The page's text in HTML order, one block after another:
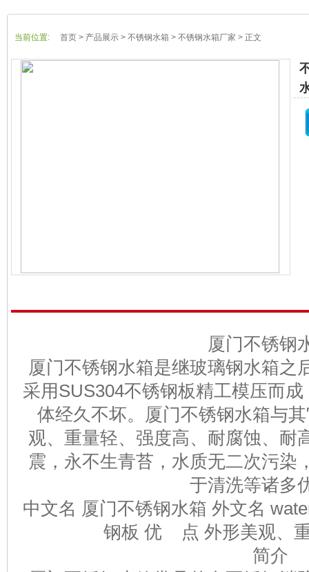
当前位置: 首页 > 产品展示 > 不锈钢水箱 > 不锈钢水箱厂家 > 正文
厦门不锈钢
厦门不锈钢水箱是继玻璃钢水箱之
采用SUS304不锈钢板精工模压而
体经久不坏。厦门不锈钢水箱与
观、重量轻、强度高、耐腐蚀、耐
震，永不生青苔，水质无二次污染
于清洗等诸多
中文名 厦门不锈钢水箱 外文名
钢板 优 点 外形美观、
简介